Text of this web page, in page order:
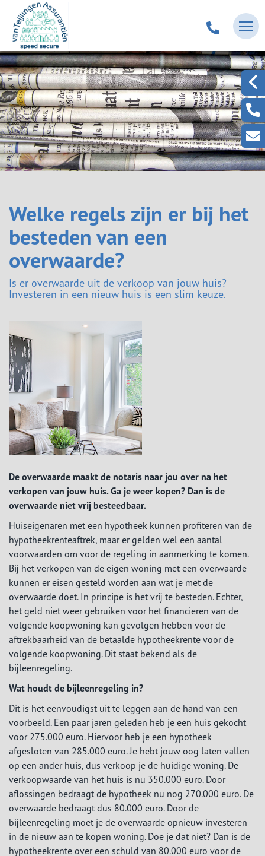
Welke regels zijn er bij het
besteden van een
overwaarde?
Is er overwaarde uit de verkoop van jouw huis?
Investeren in een nieuw huis is een slim keuze.
De overwaarde maakt de notaris naar jou over na het
verkopen van jouw huis. Ga je weer kopen? Dan is de
overwaarde niet vrij besteedbaar.
Huiseigenaren met een hypotheek kunnen profiteren van de
hypotheekrenteaftrek, maar er gelden wel een aantal
voorwaarden om voor de regeling in aanmerking te komen.
Bij het verkopen van de eigen woning met een overwaarde
kunnen er eisen gesteld worden aan wat je met de
overwaarde doet. In principe is het vrij te besteden. Echter,
het geld niet weer gebruiken voor het financieren van de
volgende koopwoning kan gevolgen hebben voor de
aftrekbaarheid van de betaalde hypotheekrente voor de
volgende koopwoning. Dit staat bekend als de
bijleenregeling.
Wat houdt de bijleenregeling in?
Dit is het eenvoudigst uit te leggen aan de hand van een
voorbeeld. Een paar jaren geleden heb je een huis gekocht
voor 275.000 euro. Hiervoor heb je een hypotheek
afgesloten van 285.000 euro. Je hebt jouw oog laten vallen
op een ander huis, dus verkoop je de huidige woning. De
verkoopwaarde van het huis is nu 350.000 euro. Door
aflossingen bedraagt de hypotheek nu nog 270.000 euro. De
overwaarde bedraagt dus 80.000 euro. Door de
bijleenregeling moet je de overwaarde opnieuw investeren
in de nieuw aan te kopen woning. Doe je dat niet? Dan is de
hypotheekrente over een schuld van 80.000 euro voor de